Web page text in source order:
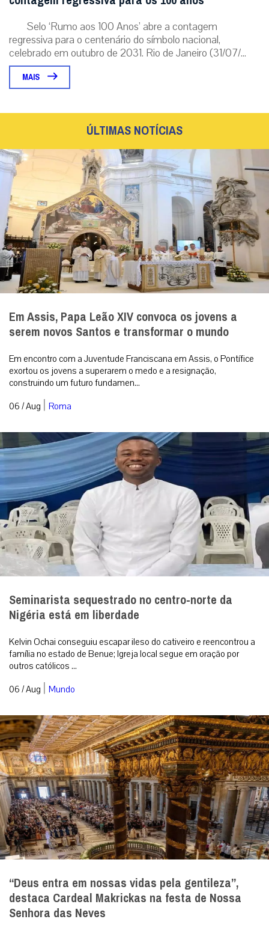
Selo ‘Rumo aos 100 Anos’ abre a contagem
regressiva para o centenário do símbolo nacional,
celebrado em outubro de 2031. Rio de Janeiro (31/07/...
MAIS
ÚLTIMAS NOTÍCIAS
Em Assis, Papa Leão XIV convoca os jovens a
serem novos Santos e transformar o mundo
Em encontro com a Juventude Franciscana em Assis, o Pontífice
exortou os jovens a superarem o medo e a resignação,
construindo um futuro fundamen...
06 / Aug | Roma
Seminarista sequestrado no centro-norte da
Nigéria está em liberdade
Kelvin Ochai conseguiu escapar ileso do cativeiro e reencontrou a
família no estado de Benue; Igreja local segue em oração por
outros católicos ...
06 / Aug | Mundo
“Deus entra em nossas vidas pela gentileza”,
destaca Cardeal Makrickas na festa de Nossa
Senhora das Neves